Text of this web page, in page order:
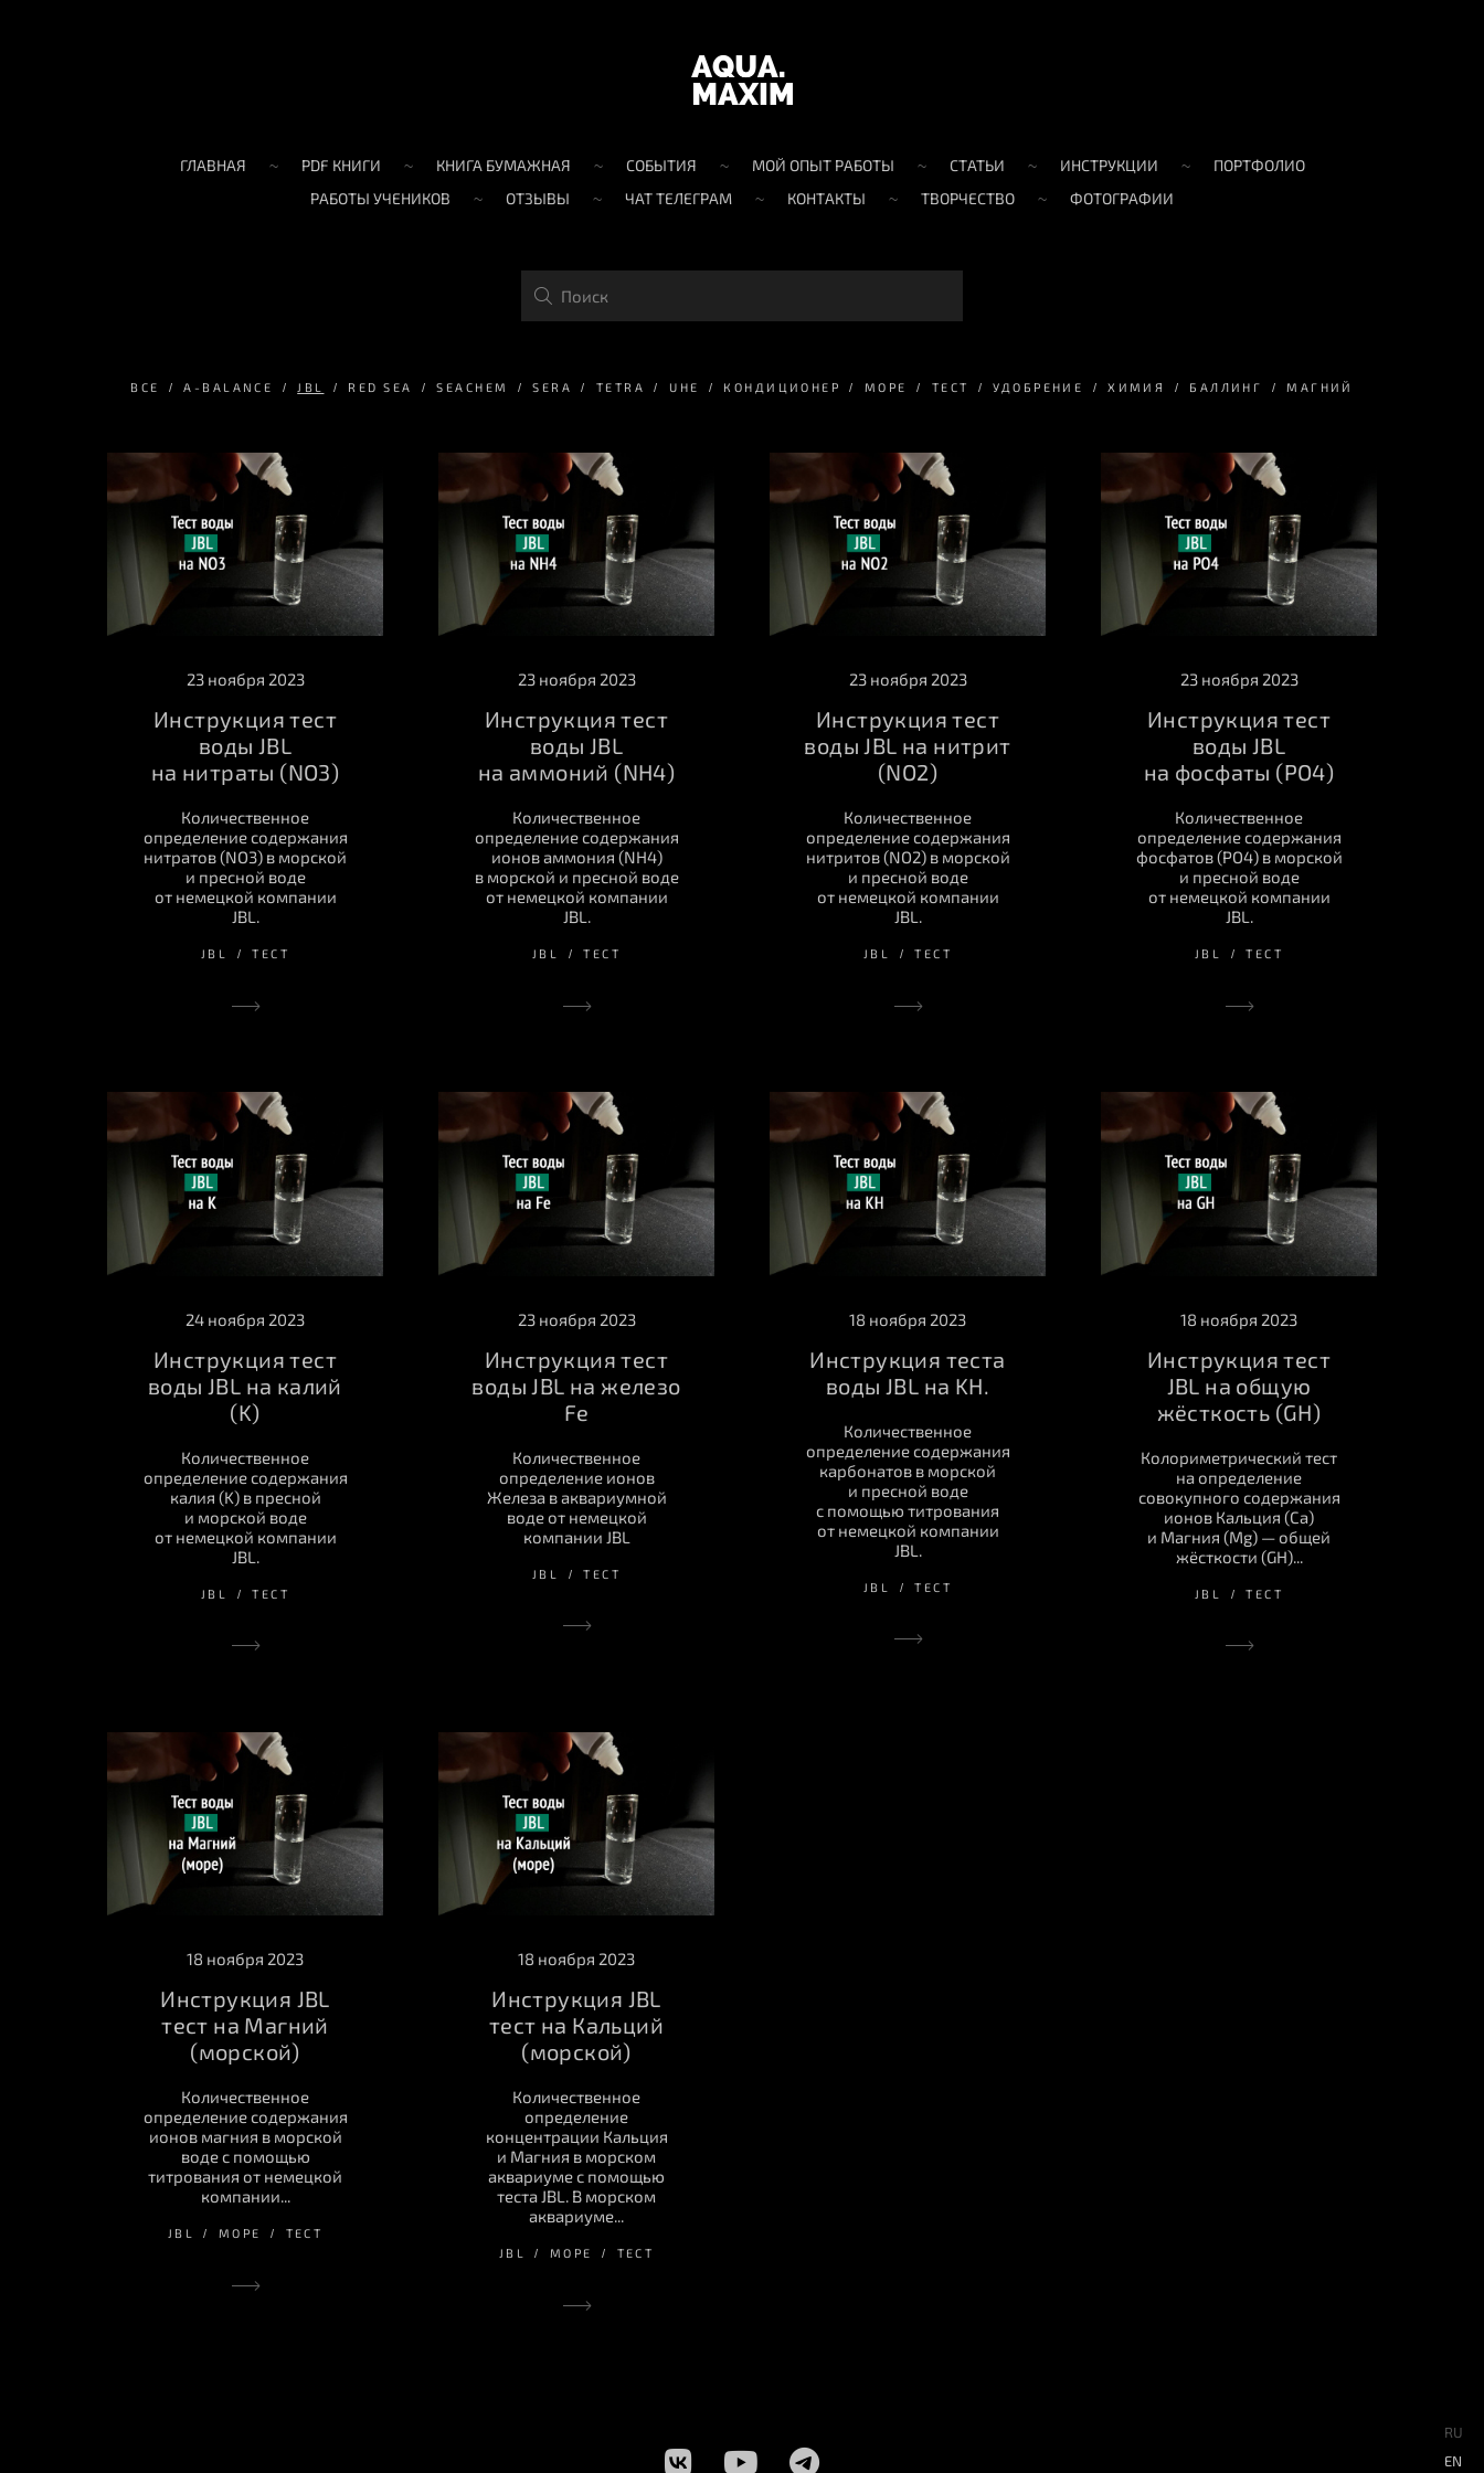
ГЛАВНАЯ PDF КНИГИ КНИГА БУМАЖНАЯ СОБЫТИЯ МОЙ ОПЫТ РАБОТЫ СТАТЬИ ИНСТРУКЦИИ
ПОРТФОЛИО
РАБОТЫ УЧЕНИКОВ
ОТЗЫВЫ ЧАТ ТЕЛЕГРАМ КОНТАКТЫ ТВОРЧЕСТВО ФОТОГРАФИИ
ВСЕ A-BALANCE JBL RED SEA SEACHEM SERA TETRA UHE КОНДИЦИОНЕР МОРЕ ТЕСТ УДОБРЕНИЕ ХИМИЯ БАЛЛИНГ МАГНИЙ
23 ноября 2023
Инструкция тест
воды JBL
на нитраты (NO3)
Количественное
определение содержания
нитратов (NO3) в морской
и пресной воде
от немецкой компании
JBL.
JBL ТЕСТ
23 ноября 2023
Инструкция тест
воды JBL
на аммоний (NH4)
Количественное
определение содержания
ионов аммония (NH4)
в морской и пресной воде
от немецкой компании
JBL.
JBL ТЕСТ
23 ноября 2023
Инструкция тест
воды JBL на нитрит
(NO2)
Количественное
определение содержания
нитритов (NO2) в морской
и пресной воде
от немецкой компании
JBL.
JBL ТЕСТ
23 ноября 2023
Инструкция тест
воды JBL
на фосфаты (PO4)
Количественное
определение содержания
фосфатов (PO4) в морской
и пресной воде
от немецкой компании
JBL.
JBL ТЕСТ
24 ноября 2023
Инструкция тест
воды JBL на калий
(K)
Количественное
определение содержания
калия (K) в пресной
и морской воде
от немецкой компании
JBL.
JBL ТЕСТ
23 ноября 2023
Инструкция тест
воды JBL на железо
Fe
Количественное
определение ионов
Железа в аквариумной
воде от немецкой
компании JBL
JBL ТЕСТ
18 ноября 2023
Инструкция теста
воды JBL на KH.
Количественное
определение содержания
карбонатов в морской
и пресной воде
с помощью титрования
от немецкой компании
JBL.
JBL ТЕСТ
18 ноября 2023
Инструкция тест
JBL на общую
жёсткость (GH)
Колориметрический тест
на определение
совокупного содержания
ионов Кальция (Ca)
и Магния (Mg) — общей
жёсткости (GH)...
JBL ТЕСТ
18 ноября 2023
Инструкция JBL
тест на Магний
(морской)
Количественное
определение содержания
ионов магния в морской
воде с помощью
титрования от немецкой
компании...
JBL МОРЕ ТЕСТ
18 ноября 2023
Инструкция JBL
тест на Кальций
(морской)
Количественное
определение
концентрации Кальция
и Магния в морском
аквариуме с помощью
теста JBL. В морском
аквариуме...
JBL МОРЕ ТЕСТ
RU
EN